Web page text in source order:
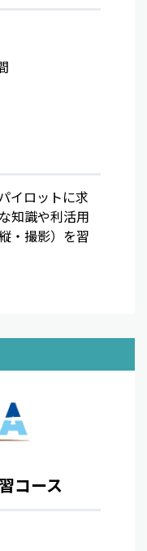
イロットに求
知識や利活用
・撮影）を習
コース